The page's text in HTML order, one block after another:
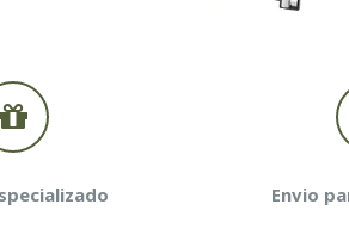
Envio
diferença.
Contamos com mais de 100